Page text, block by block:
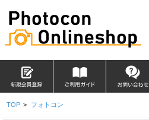
TOP > フォトコン